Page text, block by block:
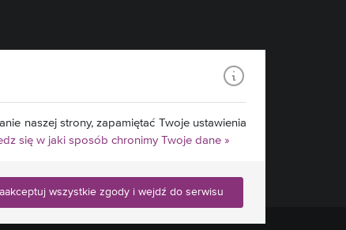
naszej strony, zapamiętać Twoje ustawienia
się w jaki sposób chronimy Twoje dane »
wszystkie zgody i wejdź do serwisu